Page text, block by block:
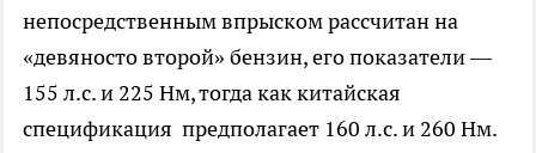
непосредственным впрыском рассчитан на
«девяносто второй» бензин, его показатели —
155 л.с. и 225 Нм, тогда как китайская
спецификация предполагает 160 л.с. и 260 Нм.